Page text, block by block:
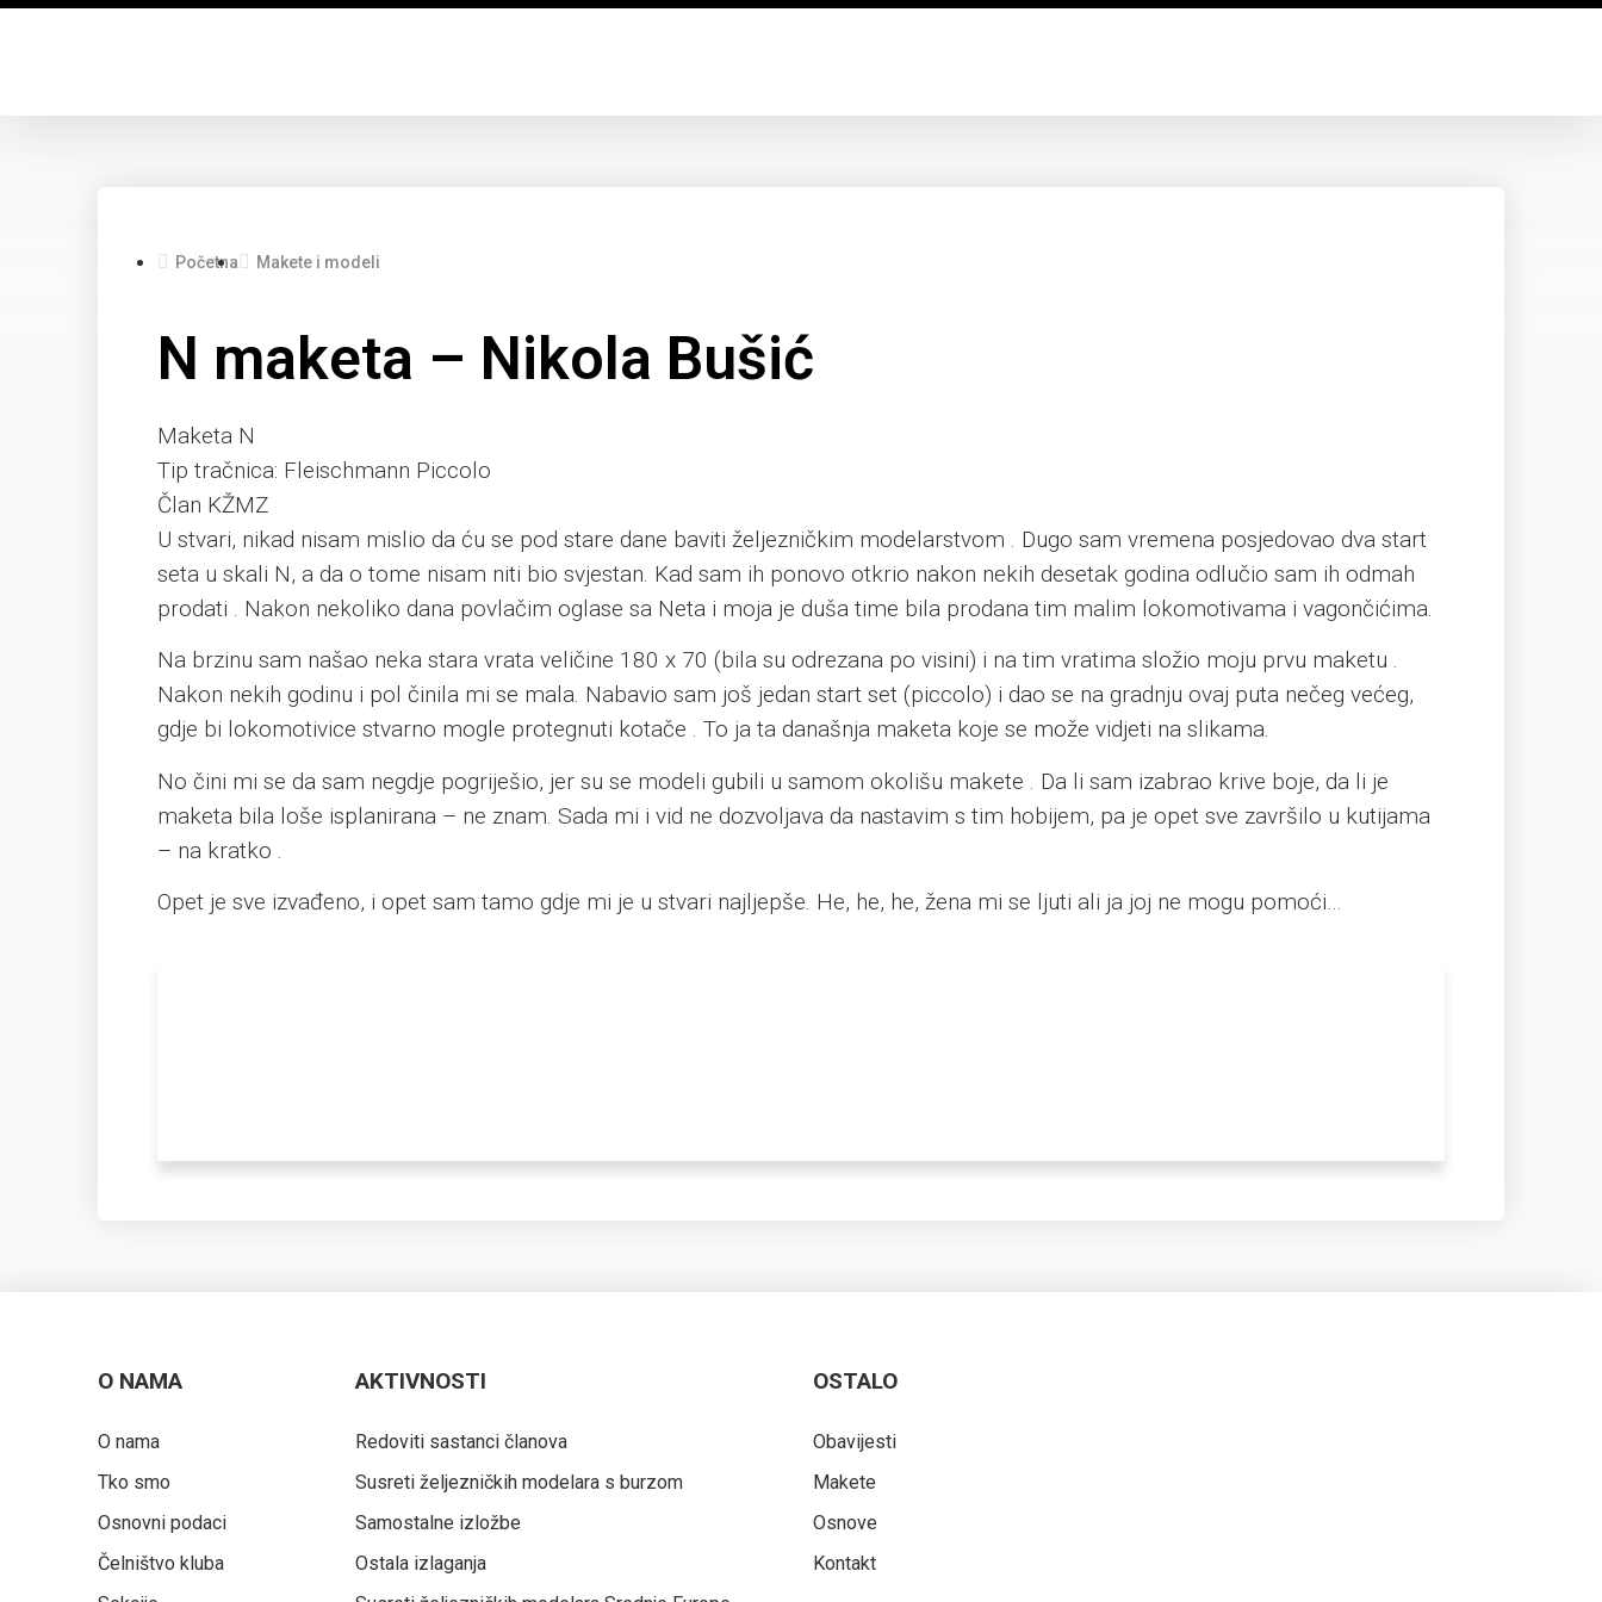
Početna Makete i modeli
N maketa – Nikola Bušić
Maketa N
Tip tračnica: Fleischmann Piccolo
Član KŽMZ
U stvari, nikad nisam mislio da ću se pod stare dane baviti željezničkim modelarstvom . Dugo sam vremena posjedovao dva start
seta u skali N, a da o tome nisam niti bio svjestan. Kad sam ih ponovo otkrio nakon nekih desetak godina odlučio sam ih odmah
prodati . Nakon nekoliko dana povlačim oglase sa Neta i moja je duša time bila prodana tim malim lokomotivama i vagončićima.
Na brzinu sam našao neka stara vrata veličine 180 x 70 (bila su odrezana po visini) i na tim vratima složio moju prvu maketu .
Nakon nekih godinu i pol činila mi se mala. Nabavio sam još jedan start set (piccolo) i dao se na gradnju ovaj puta nečeg većeg,
gdje bi lokomotivice stvarno mogle protegnuti kotače . To ja ta današnja maketa koje se može vidjeti na slikama.
No čini mi se da sam negdje pogriješio, jer su se modeli gubili u samom okolišu makete . Da li sam izabrao krive boje, da li je
maketa bila loše isplanirana – ne znam. Sada mi i vid ne dozvoljava da nastavim s tim hobijem, pa je opet sve završilo u kutijama
– na kratko .
Opet je sve izvađeno, i opet sam tamo gdje mi je u stvari najljepše. He, he, he, žena mi se ljuti ali ja joj ne mogu pomoći…
O NAMA
O nama
Tko smo
Osnovni podaci
Čelništvo kluba
AKTIVNOSTI
Redoviti sastanci članova
Susreti željezničkih modelara s burzom
Samostalne izložbe
Ostala izlaganja
OSTALO
Obavijesti
Makete
Osnove
Kontakt